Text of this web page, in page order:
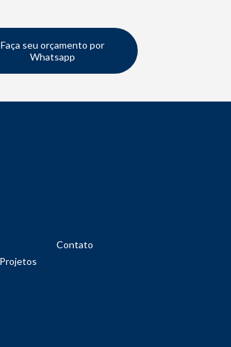
Faça seu orçamento por
Whatsapp
Projetos
Contato